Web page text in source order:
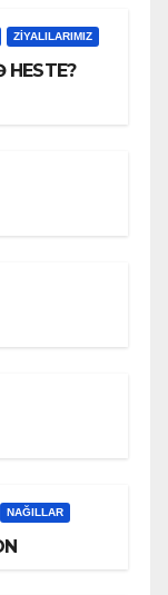
ZİYALILARIMIZ
HESTE?
NAĞILLAR